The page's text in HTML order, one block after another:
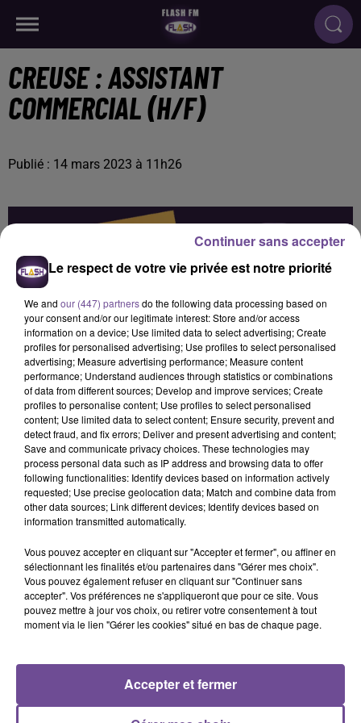
CREUSE : ASSISTANT
COMMERCIAL (H/F)
Publié : 14 mars 2023 à 11h26
Une société de transport recherche un assistant commercial
(H/F). Sous la responsabilité du directeur de la société, vous
aurez en charge la gestion de la clientèle occasionnelle de
l'entreprise. De la prise de commande à la réalisation du
devis, de la confirmation des commandes à la facturation,
vous agirez en toute autonomie sur ces différents sujets.
Vous aurez également une partie de prospection
commerciale. Vous justifiez impérativement d'une
expérience réussie sur un type de poste similaire.
Référence de l’offre Pôle Emploi : 150PBBQ
RADIO ACTUS
Le respect de votre vie privée est notre priorité
We and our (447) partnersdo the following data processing based on
your consent and/or our legitimate interest: Store and/or access
information on a device; Use limited data to select advertising; Create
profiles for personalised advertising; Use profiles to select personalised
advertising; Measure advertising performance; Measure content
performance; Understand audiences through statistics or combinations
of data from different sources; Develop and improve services; Create
profiles to personalise content; Use profiles to select personalised
content; Use limited data to select content; Ensure security, prevent and
detect fraud, and fix errors; Deliver and present advertising and content;
Save and communicate privacy choices. These technologies may
process personal data such as IP address and browsing data to offer
following functionalities: Identify devices based on information actively
requested; Use precise geolocation data; Match and combine data from
other data sources; Link different devices; Identify devices based on
information transmitted automatically.
Vous pouvez accepter en cliquant sur "Accepter et fermer", ou affiner en
sélectionnant les finalités et/ou partenaires dans "Gérer mes choix".
Vous pouvez également refuser en cliquant sur "Continuer sans
accepter". Vos préférences ne s'appliqueront que pour ce site. Vous
pouvez mettre à jour vos choix, ou retirer votre consentement à tout
moment via le lien "Gérer les cookies" situé en bas de chaque page.
Accepter et fermer
Continuer sans accepter